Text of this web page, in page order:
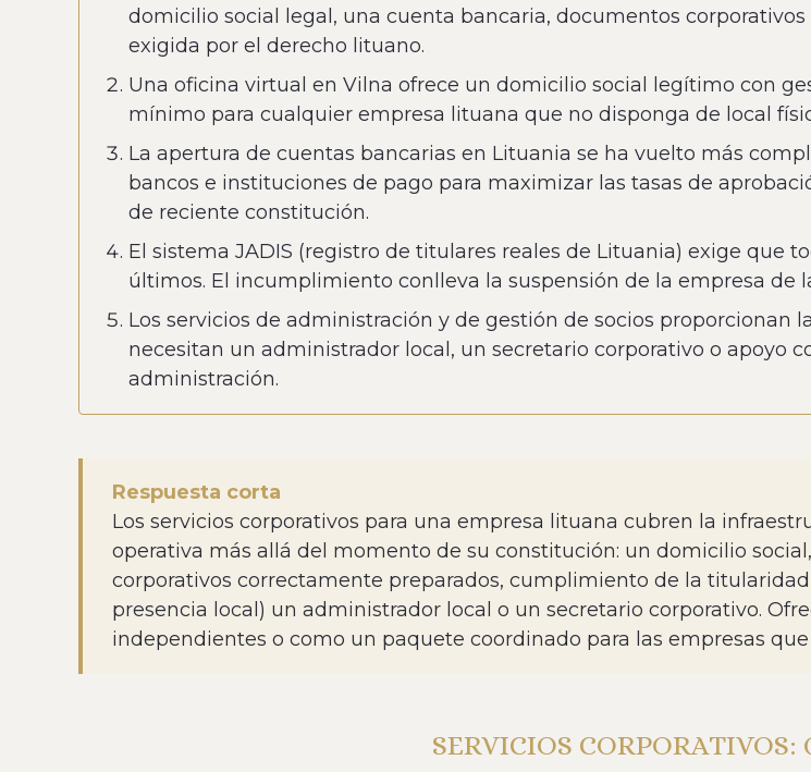
domicilio social legal, una cuenta bancaria, documentos
exigida por el derecho lituano.
Una oficina virtual en Vilna ofrece un domicilio social legítimo con
mínimo para cualquier empresa lituana que no disponga de local
La apertura de cuentas bancarias en Lituania se ha vuelto más
bancos e instituciones de pago para maximizar las tasas de
de reciente constitución.
El sistema JADIS (registro de titulares reales de Lituania) exige que
últimos. El incumplimiento conlleva la suspensión de la empresa de
Los servicios de administración y de gestión de socios proporcionan
necesitan un administrador local, un secretario corporativo o apoyo
administración.
Respuesta corta
Los servicios corporativos para una empresa lituana cubren la
operativa más allá del momento de su constitución: un domicilio
corporativos correctamente preparados, cumplimiento de la
presencia local) un administrador local o un secretario corporativo.
independientes o como un paquete coordinado para las empresas
SERVICIOS CORPORATIVOS: